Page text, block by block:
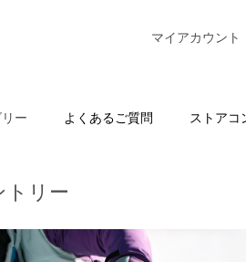
マイアカウント
ー よくあるご質問 ストアコ
トリー